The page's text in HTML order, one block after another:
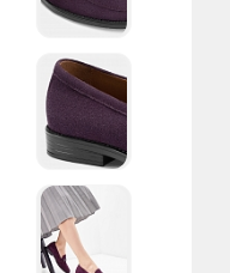
Адреса магазинов